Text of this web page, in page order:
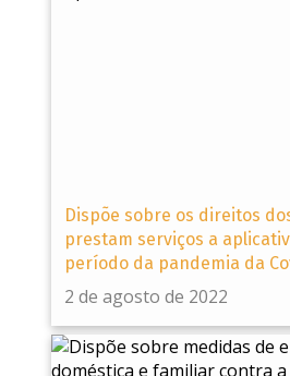
Dispõe sobre os direitos
prestam serviços a
período da pandemia da
2 de agosto de 2022